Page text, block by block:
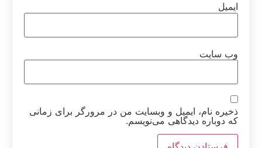
ایمیل
وب‌ سایت
ذخیره نام، ایمیل و وبسایت من در مرورگر برای زمانی
که دوباره دیدگاهی می‌نویسم.